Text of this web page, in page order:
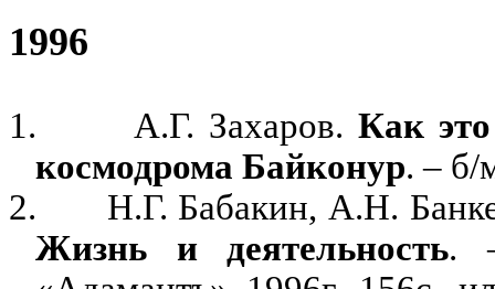
1996
1. А.Г. Захаров.Как
космодрома Байконур. – б/
2.
Н.Г. Бабакин, А.Н.
Жизнь и деятельность.